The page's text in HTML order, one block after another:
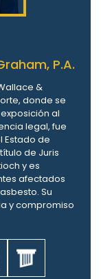
P.A.
&
donde se
al
legal, fue
Estado de
de Juris
y es
afectados
Su
y compromiso